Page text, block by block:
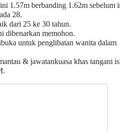
1.57m berbanding 1.62m sebelum
28.
dari 25 ke 30 tahun.
dibenarkan memohon.
untuk penglibatan wanita dalam
& jawatankuasa khas tangani